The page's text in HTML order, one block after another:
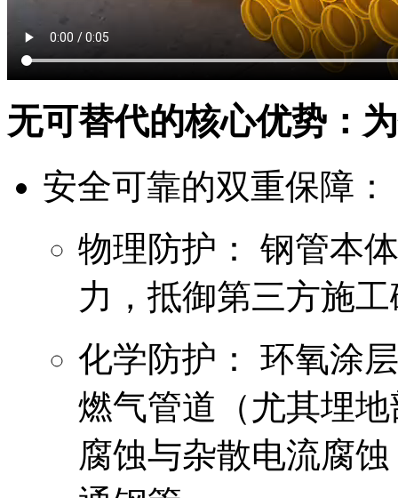
无可替代的核心优势：
安全可靠的双重保障：
物理防护： 钢管本
力，抵御第三方施
化学防护： 环氧涂
燃气管道（尤其埋
腐蚀与杂散电流腐